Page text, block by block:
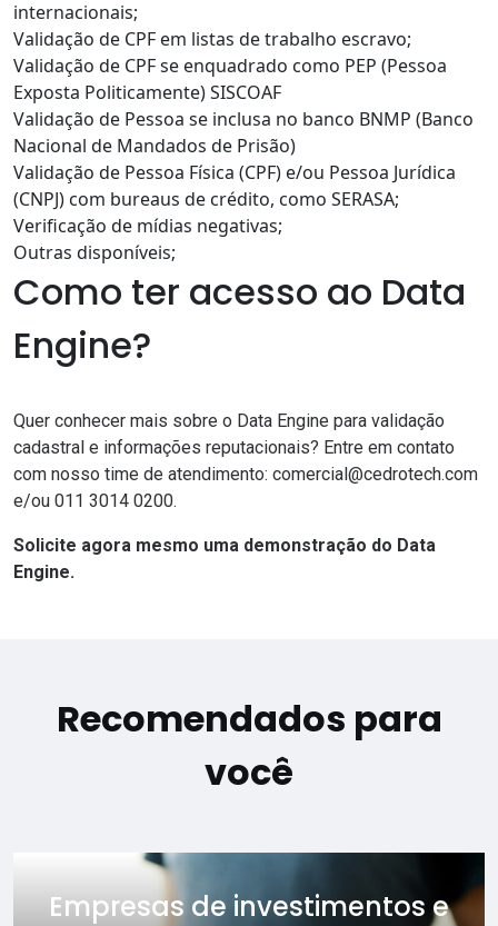
internacionais;
Validação de CPF em listas de trabalho escravo;
Validação de CPF se enquadrado como PEP (Pessoa
Exposta Politicamente) SISCOAF
Validação de Pessoa se inclusa no banco BNMP (Banco
Nacional de Mandados de Prisão)
Validação de Pessoa Física (CPF) e/ou Pessoa Jurídica
(CNPJ) com bureaus de crédito, como SERASA;
Verificação de mídias negativas;
Outras disponíveis;
Como ter acesso ao Data
Engine?
Quer conhecer mais sobre o Data Engine para validação
cadastral e informações reputacionais? Entre em contato
com nosso time de atendimento: comercial@cedrotech.com
e/ou 011 3014 0200.
Solicite agora mesmo uma demonstração do Data
Engine.
Recomendados para
você
Empresas de investimentos e